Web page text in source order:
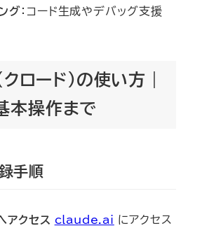
グ：コード生成やデバッグ支援
ロード）の使い方｜
本操作まで
手順
アクセス claude.ai にアクセス